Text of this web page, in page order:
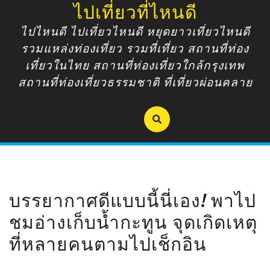
content
ไปเที่ยวที่ไหนดี
ไปไหนดี ไปเที่ยวไหนดี หยุดยาวเที่ยวไหนดี
รวมแหล่งท่องเที่ยว รวมที่เที่ยว สถานที่ท่อง
เที่ยวในไทย สถานที่ท่องเที่ยวใกล้กรุงเทพ
สถานที่ท่องเที่ยวธรรมชาติ ที่เที่ยวผ่อนคลาย
บรรยากาศดีแบบนี้นี่เอง! พาไป
ชมอ่างเก็บน้ำกะทูน จุดเกิดเหตุ
ที่หลายคนตามไปเช็กอิน